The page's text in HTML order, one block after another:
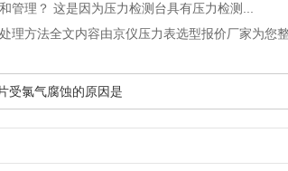
管理？ 这是因为压力检测台具有压力检测...
理方法全文内容由京仪压力表选型报价厂家为您
氯气腐蚀的原因是